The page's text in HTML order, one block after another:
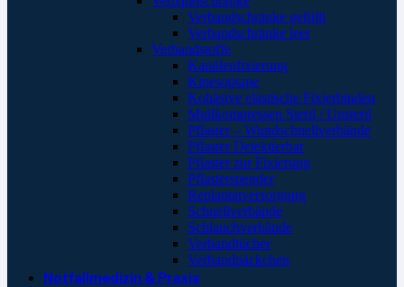
Verbandschränke gefüllt
Verbandschränke leer
Verbandstoffe
Kanülenfixierung
Kinesoptape
Kohäsive elastische Fixierbinden
Mullkompressen Steril / Unsteril
Pflaster – Wundschnellverbände
Pflaster Detektierbar
Pflaster zur Fixierung
Pflasterspender
Replantatversorgung
Schnellverbände
Schlauchverbände
Verbandtücher
Verbandpäckchen
Notfallmedizin & Praxis